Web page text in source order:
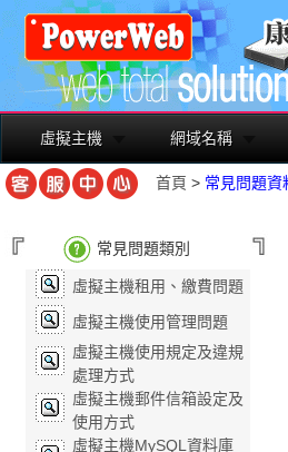
虛擬主機 網域名稱
首頁 > 常見問題資
常見問題類別
虛擬主機租用、繳費問題
虛擬主機使用管理問題
虛擬主機使用規定及違規
處理方式
虛擬主機郵件信箱設定及
使用方式
虛擬主機MySQL資料庫